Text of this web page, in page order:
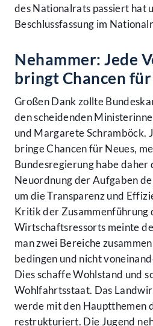
des Nationalrats passiert hat
Beschlussfassung im
Nehammer: Jede
bringt Chancen
Großen Dank zollte
den scheidenden
und Margarete Schramböck.
bringe Chancen für Neues,
Bundesregierung habe daher
Neuordnung der Aufgaben
um die Transparenz und
Kritik der Zusammenführung
Wirtschaftsressorts meinte
man zwei Bereiche
bedingen und nicht
Dies schaffe Wohlstand und
Wohlfahrtsstaat. Das
werde mit den Hauptthemen
restrukturiert. Die Jugend